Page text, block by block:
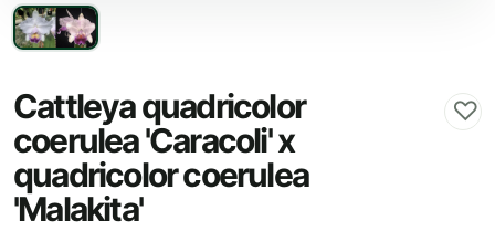
Cattleya quadricolor
coerulea 'Caracoli' x
quadricolor coerulea
'Malakita'
♡